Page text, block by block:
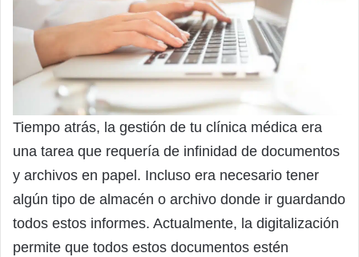
Tiempo atrás, la gestión de tu clínica médica era
una tarea que requería de infinidad de documentos
y archivos en papel. Incluso era necesario tener
algún tipo de almacén o archivo donde ir guardando
todos estos informes. Actualmente, la digitalización
permite que todos estos documentos estén